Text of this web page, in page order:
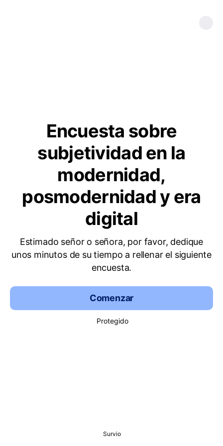
Encuesta sobre
subjetividad en la
modernidad,
posmodernidad y era
digital
Estimado señor o señora, por favor, dedique
unos minutos de su tiempo a rellenar el siguiente
encuesta.
Comenzar
Protegido
Survio